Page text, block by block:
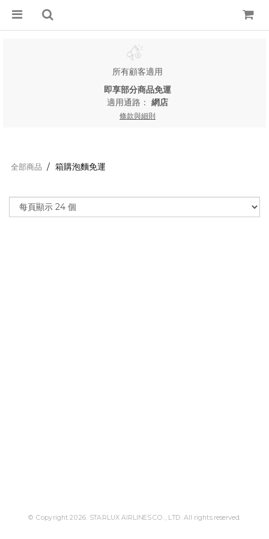
所有顧客適用
即享部分商品免運
適用通路： 網店
條款與細則
全部商品 箱購泡麵免運
© Copyright 2026. STARLUX AIRLINES CO., LTD. All rights reserved.